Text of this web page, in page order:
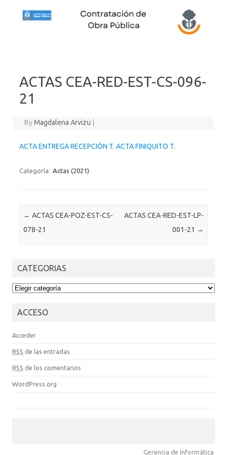
ACTAS CEA-RED-EST-CS-096-
21
ByMagdalena Arvizu
ACTA ENTREGA RECEPCIÓN T. ACTA FINIQUITO T.
Categoría: Actas (2021)
Post navigation
← ACTAS CEA-POZ-EST-CS-
078-21
ACTAS CEA-RED-EST-LP-
001-21 →
CATEGORIAS
CATEGORIAS
ACCESO
Acceder
RSS de las entradas
RSS de los comentarios
WordPress.org
Gerencia de Informática